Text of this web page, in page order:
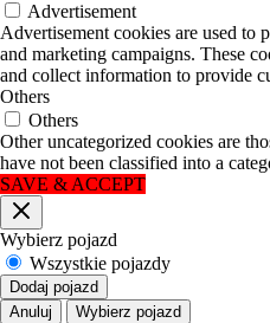
Advertisement
Advertisement cookies are used to
and marketing campaigns. These
and collect information to provide
Others
Others
Other uncategorized cookies are
have not been classified into a
SAVE & ACCEPT
Blisko
Wybierz pojazd
Wszystkie pojazdy
Dodaj pojazd
Anuluj
Wybierz pojazd